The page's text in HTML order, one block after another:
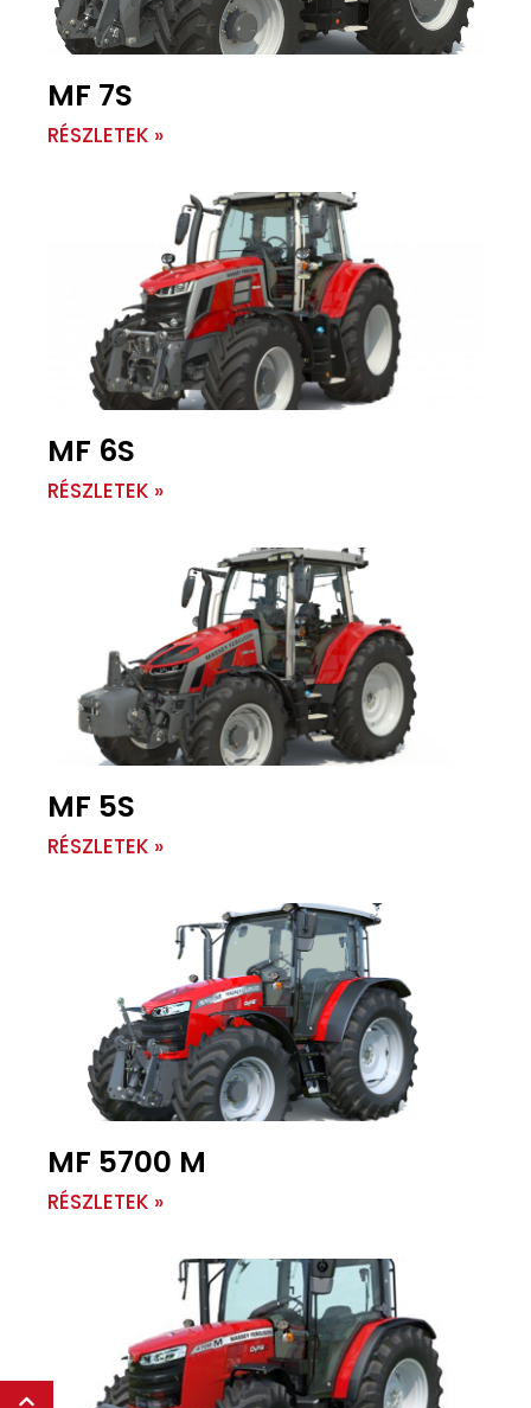
MF 7S
RÉSZLETEK »
MF 6S
RÉSZLETEK »
MF 5S
RÉSZLETEK »
MF 5700 M
RÉSZLETEK »